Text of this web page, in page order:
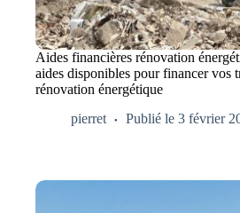
Aides financières rénovation
aides disponibles pour financer vos
rénovation énergétique
pierret
Publié le 3 février